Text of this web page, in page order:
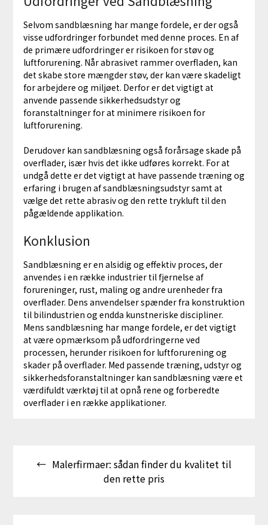
Selvom sandblæsning har mange fordele, er der også
visse udfordringer forbundet med denne proces. En af
de primære udfordringer er risikoen for støv og
luftforurening. Når abrasivet rammer overfladen, kan
det skabe store mængder støv, der kan være skadeligt
for arbejdere og miljøet. Derfor er det vigtigt at
anvende passende sikkerhedsudstyr og
foranstaltninger for at minimere risikoen for
luftforurening.
Derudover kan sandblæsning også forårsage skade på
overflader, især hvis det ikke udføres korrekt. For at
undgå dette er det vigtigt at have passende træning og
erfaring i brugen af sandblæsningsudstyr samt at
vælge det rette abrasiv og den rette trykluft til den
pågældende applikation.
Konklusion
Sandblæsning er en alsidig og effektiv proces, der
anvendes i en række industrier til fjernelse af
forureninger, rust, maling og andre urenheder fra
overflader. Dens anvendelser spænder fra konstruktion
til bilindustrien og endda kunstneriske discipliner.
Mens sandblæsning har mange fordele, er det vigtigt
at være opmærksom på udfordringerne ved
processen, herunder risikoen for luftforurening og
skader på overflader. Med passende træning, udstyr og
sikkerhedsforanstaltninger kan sandblæsning være et
værdifuldt værktøj til at opnå rene og forberedte
overflader i en række applikationer.
Malerfirmaer: sådan finder du kvalitet til
den rette pris